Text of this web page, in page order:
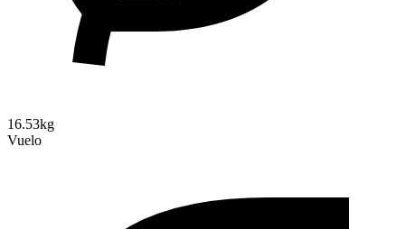
16.53kg
Vuelo